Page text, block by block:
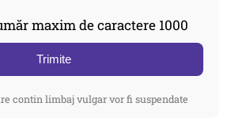
maxim de caractere 1000
Trimite
contin limbaj vulgar vor fi suspendate